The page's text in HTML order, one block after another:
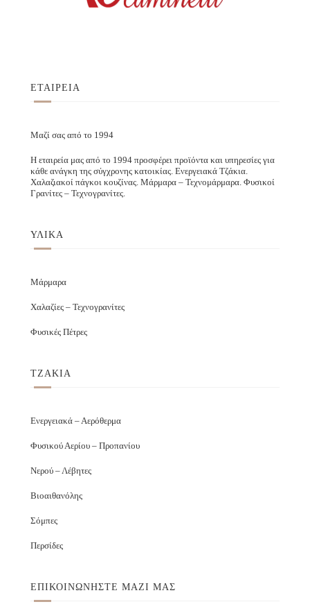
ΕΤΑΙΡΕΙΑ
Μαζί σας από το 1994
Η εταιρεία μας από το 1994 προσφέρει προϊόντα και υπηρεσίες για
κάθε ανάγκη της σύγχρονης κατοικίας. Ενεργειακά Τζάκια.
Χαλαζιακοί πάγκοι κουζίνας. Μάρμαρα – Τεχνομάρμαρα. Φυσικοί
Γρανίτες – Τεχνογρανίτες.
ΥΛΙΚΑ
Μάρμαρα
Χαλαζίες – Τεχνογρανίτες
Φυσικές Πέτρες
ΤΖΑΚΙΑ
Ενεργειακά – Αερόθερμα
Φυσικού Αερίου – Προπανίου
Νερού – Λέβητες
Βιοαιθανόλης
Σόμπες
Περσίδες
ΕΠΙΚΟΙΝΩΝΉΣΤΕ ΜΑΖΊ ΜΑΣ